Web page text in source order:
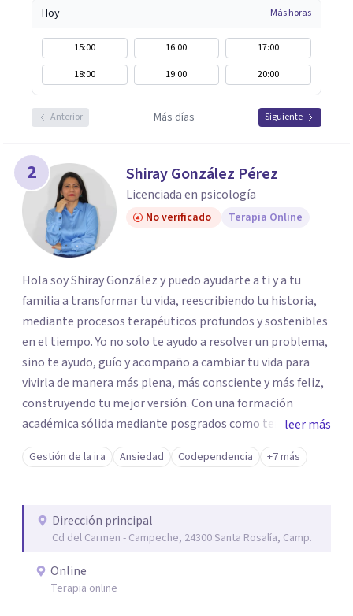
Hoy Más horas
15:00 16:00
17:00
18:00
19:00 20:00
Anterior Más días Siguiente
2 Shiray González Pérez
Licenciada en psicología
No verificado Terapia Online
Hola soy Shiray González y puedo ayudarte a ti y a tu
familia a transformar tu vida, reescribiendo tu historia,
mediante procesos terapéuticos profundos y sostenibles
en el tiempo. Yo no solo te ayudo a resolver un problema,
sino te ayudo, guío y acompaño a cambiar tu vida para
vivirla de manera más plena, más consciente y más feliz,
construyendo tu mejor versión. Con una formación
académica sólida mediante posgrados como terapeuta
breve, familiar e infantil, así como con respaldo
profesional y experiencia clínica de más de 26 años y
auténtica y comunicación clara y directa para darte
seguridad emocional y una dirección firme de tu proceso
de cambio.
leer más
Gestión de la ira Ansiedad Codependencia +7 más
Dirección principal
Cd del Carmen - Campeche, 24300 Santa Rosalía, Camp.
Online
Terapia online